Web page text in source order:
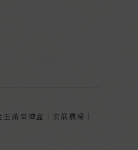
玉滿堂禮盒｜宏展農場｜